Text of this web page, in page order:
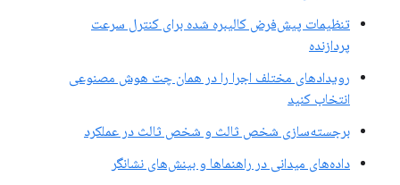
تنظیمات پیش‌فرض کالیبره شده برای کنترل سرعت
پردازنده
رویدادهای مختلف اجرا را در همان چت هوش مصنوعی
انتخاب کنید
برجسته‌سازی شخص ثالث و شخص ثالث در عملکرد
داده‌های میدانی در راهنماها و بینش‌های نشانگر